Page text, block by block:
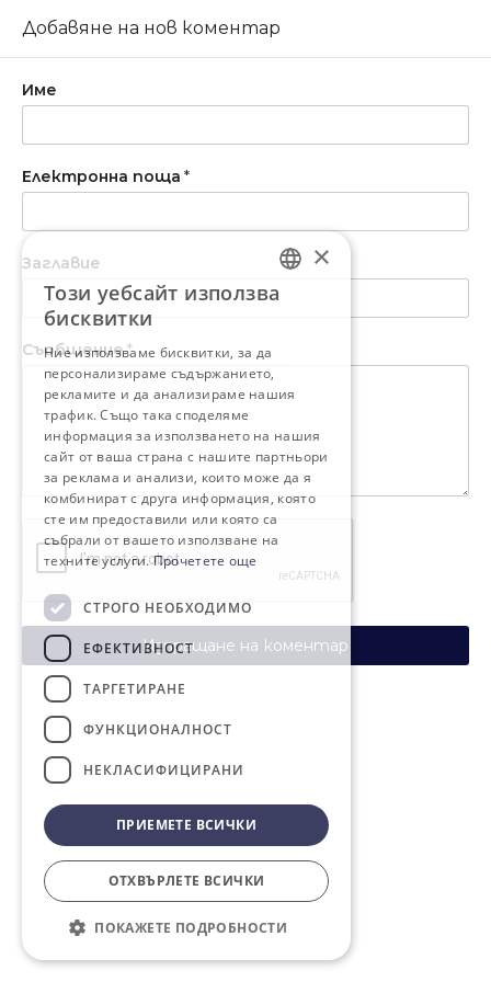
Добавяне на нов коментар
Име
Електронна поща *
Заглавие
Съобщение*
Изпращане на коментар
BULGARIAN
×
Този уебсайт използва
бисквитки
Ние използваме бисквитки, за да
персонализираме съдържанието,
рекламите и да анализираме нашия
трафик. Също така споделяме
информация за използването на нашия
сайт от ваша страна с нашите партньори
за реклама и анализи, които може да я
комбинират с друга информация, която
сте им предоставили или която са
събрали от вашето използване на
техните услуги.Прочетете още
СТРОГО НЕОБХОДИМО
ЕФЕКТИВНОСТ
ТАРГЕТИРАНЕ
ФУНКЦИОНАЛНОСТ
НЕКЛАСИФИЦИРАНИ
ПРИЕМЕТЕ ВСИЧКИ
ОТХВЪРЛЕТЕ ВСИЧКИ
ПОКАЖЕТЕ ПОДРОБНОСТИ